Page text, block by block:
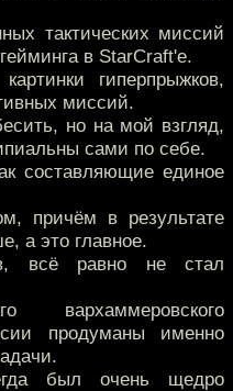
тактических миссий
в StarCraft'е.
гиперпрыжков,
миссий.
но на мой взгляд,
сами по себе.
составляющие единое
причём в результате
а это главное.
всё равно не стал
продуманы именно
был очень щедро